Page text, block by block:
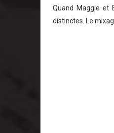
Quand Maggie et
distinctes. Le